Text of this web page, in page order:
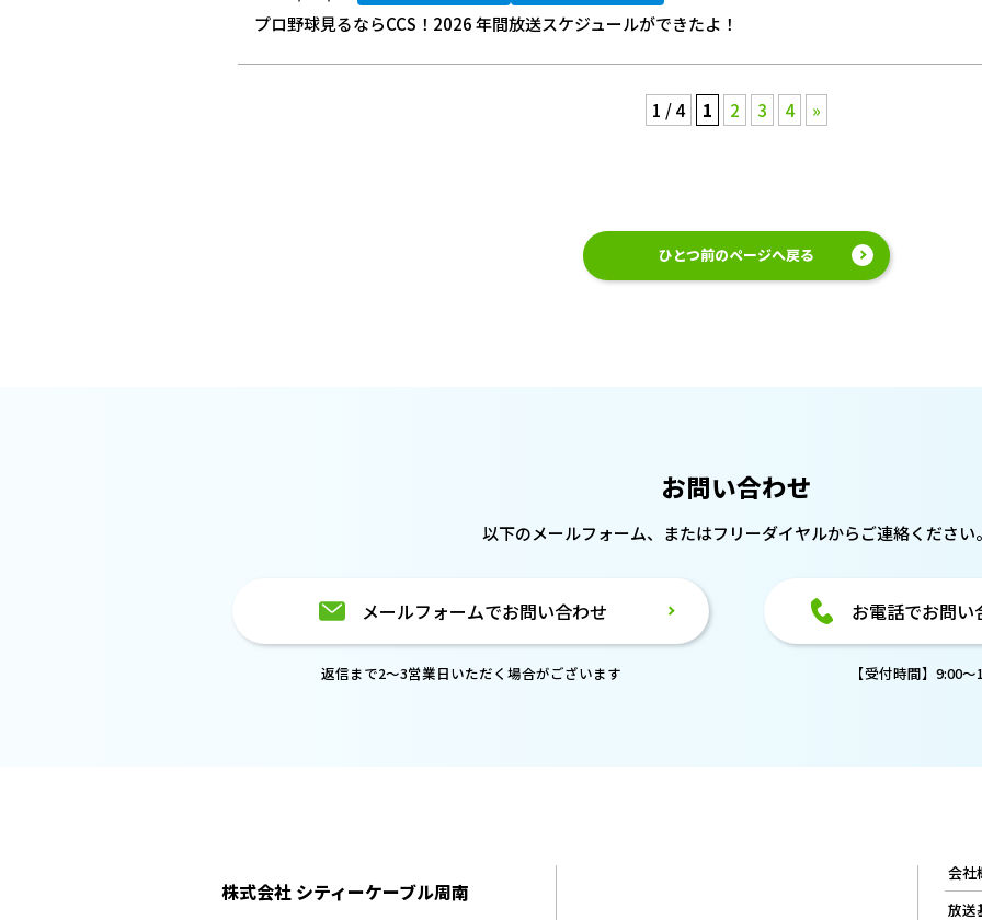
プロ野球見るならCCS！2026 年間放送スケジュールができたよ！
1 / 4 1 2 3 4 »
ひとつ前のページへ戻る
お問い合わせ
以下のメールフォーム、またはフリーダイヤルからご連絡ください
メールフォームでお問い合わせ
返信まで2～3営業日いただく場合がございます
お電話でお問
【受付時間】9:00
株式会社 シティーケーブル周南
会社
放送